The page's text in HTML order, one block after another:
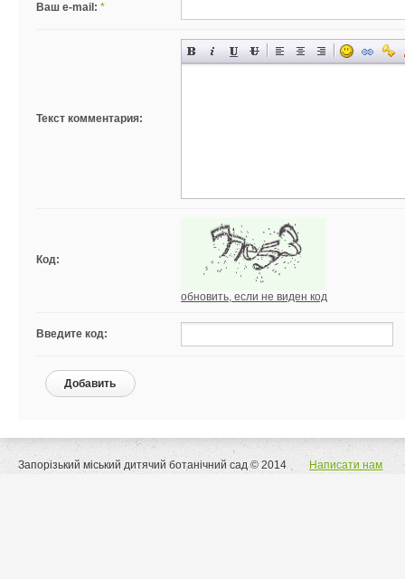
Ваш e-mail: *
Текст комментария:
Код:
обновить, если не виден код
Введите код:
Добавить
Запорізький міський дитячий ботанічний сад © 2014 Написати нам